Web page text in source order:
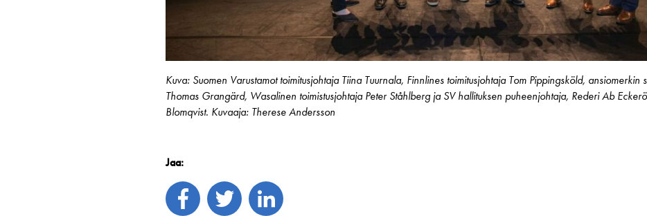
Kuva: Suomen Varustamot toimitusjohtaja Tiina Tuurnala, Finnlines toimitusjohtaja Tom Pippingsköld,
Thomas Grangärd, Wasalinen toimistusjohtaja Peter Ståhlberg ja SV hallituksen puheenjohtaja, Rederi Ab
Blomqvist. Kuvaaja: Therese Andersson
Jaa: